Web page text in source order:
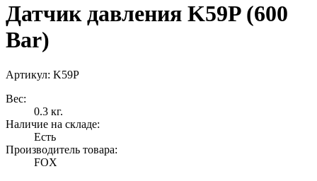
Датчик давления K59P (600
Bar)
Артикул: K59P
Вес:
0.3 кг.
Наличие на складе:
Есть
Производитель товара:
FOX